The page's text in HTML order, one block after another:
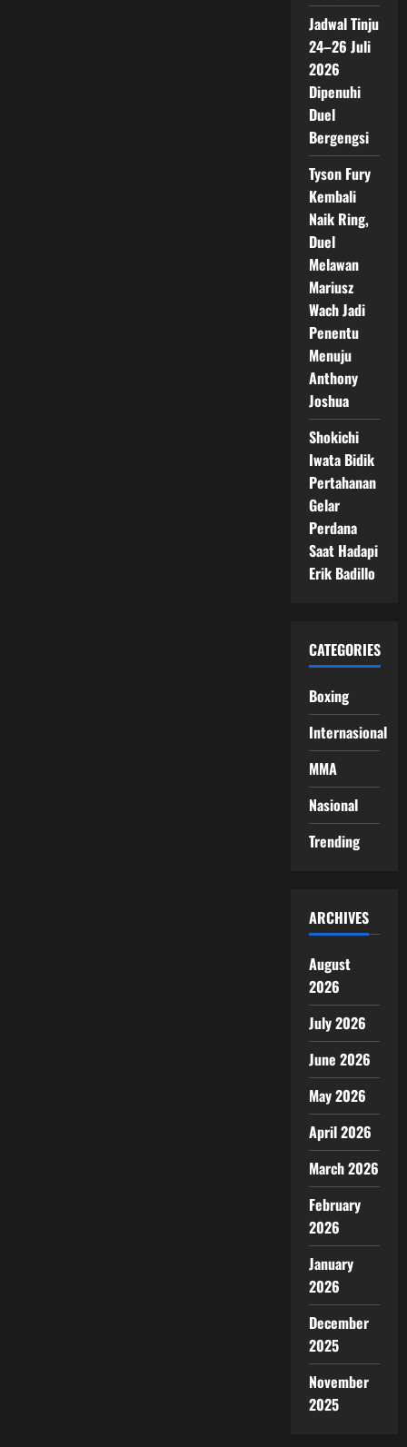
Jadwal Tinju
24–26 Juli
2026
Dipenuhi
Duel
Bergengsi
Tyson Fury
Kembali
Naik Ring,
Duel
Melawan
Mariusz
Wach Jadi
Penentu
Menuju
Anthony
Joshua
Shokichi
Iwata Bidik
Pertahanan
Gelar
Perdana
Saat Hadapi
Erik Badillo
CATEGORIES
Boxing
Internasional
MMA
Nasional
Trending
ARCHIVES
August
2026
July 2026
June 2026
May 2026
April 2026
March 2026
February
2026
January
2026
December
2025
November
2025